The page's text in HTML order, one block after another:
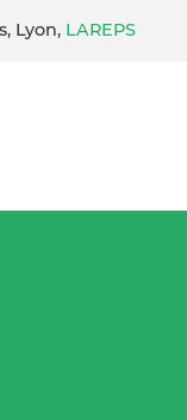
Lyon, LAREPS